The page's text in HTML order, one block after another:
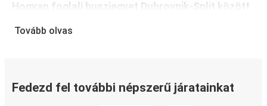
Hogyan foglalj buszjegyet Dubrovnik-Split között
A jegyfoglalás a FlixBusnál hihetetlenül egyszerű: a
fizetési módok közül választhatsz, mint például
Tovább olvas
Fedezd fel további népszerű járatainkat